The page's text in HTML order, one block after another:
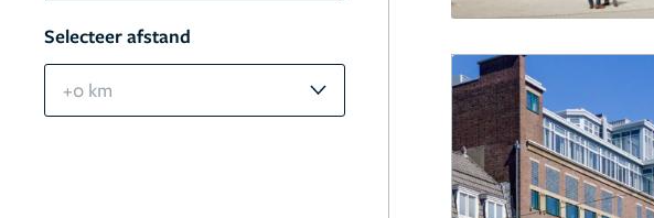
Selecteer afstand
+0 km